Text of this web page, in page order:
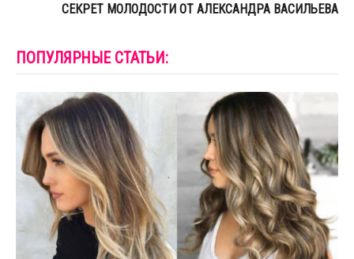
СЕКРЕТ МОЛОДОСТИ ОТ АЛЕКСАНДРА ВАСИЛЬЕВА
ПОПУЛЯРНЫЕ СТАТЬИ: